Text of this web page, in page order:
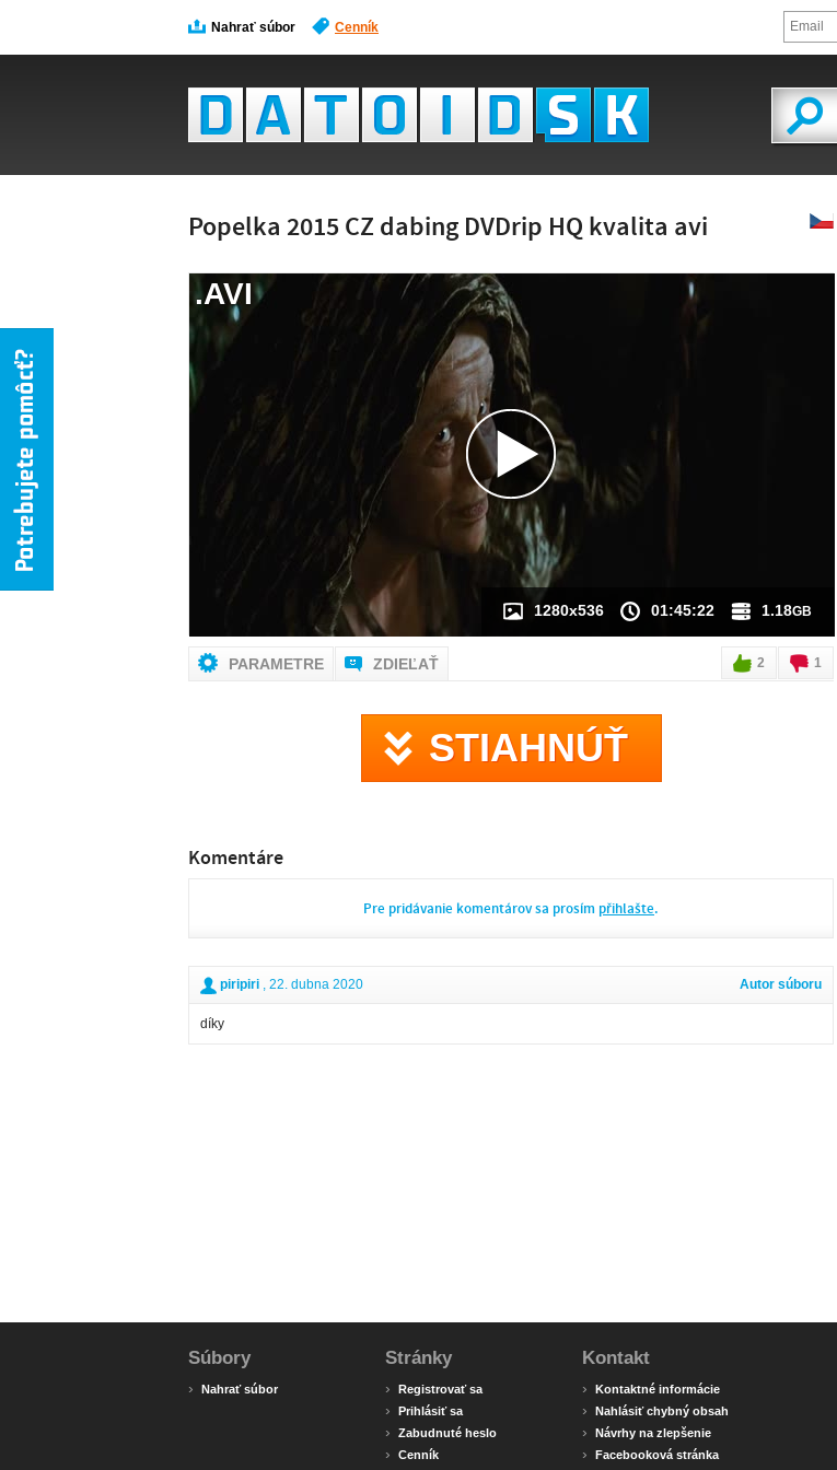
Nahrať súbor Cenník
Popelka 2015 CZ dabing DVDrip HQ kvalita avi
NÁHĽAD VIDEA
NIE JE K DISPOZÍCII
1280x536 01:45:22 1.18GB
.AVI
PARAMETRE ZDIEĽAŤ 2 1
STIAHNÚŤ
Komentáre
Pre pridávanie komentárov sa prosím přihlašte.
piripiri , 22. dubna 2020 Autor súboru
díky
Súbory
› Nahrať súbor
Stránky
› Registrovať sa
› Prihlásiť sa
› Zabudnuté heslo
› Cenník
Kontakt
› Kontaktné informácie
› Nahlásiť chybný obsah
› Návrhy na zlepšenie
› Facebooková stránka